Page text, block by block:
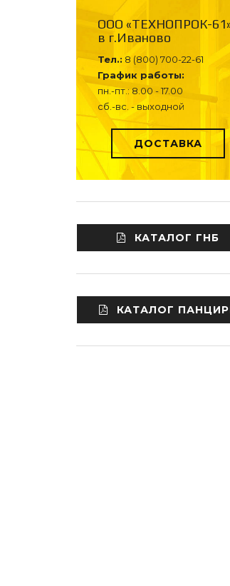
ООО «ТЕХНОПРОК-
в г.Иваново
Тел.: 8 (800) 700-22-61
График работы:
пн.-пт.: 8.00 - 17.00
сб.-вс. - выходной
ДОСТАВКА
КАТАЛОГ ГНБ
КАТАЛОГ